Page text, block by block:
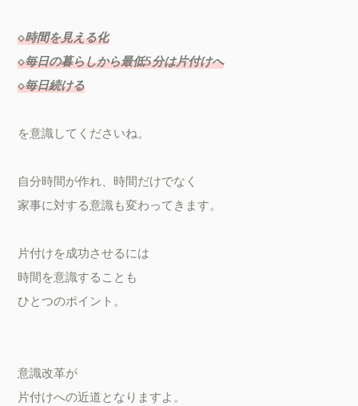
◇時間を見える化
◇毎日の暮らしから最低5分は片付けへ
◇毎日続ける
を意識してくださいね。
自分時間が作れ、時間だけでなく
家事に対する意識も変わってきます。
片付けを成功させるには
時間を意識することも
ひとつのポイント。
意識改革が
片付けへの近道となりますよ。